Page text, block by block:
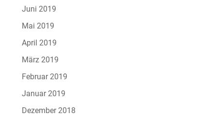
Juni 2019
Mai 2019
April 2019
März 2019
Februar 2019
Januar 2019
Dezember 2018